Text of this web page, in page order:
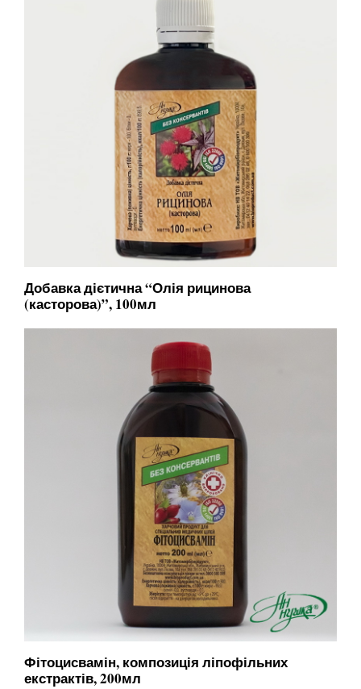
Добавка дієтична “Олія рицинова
(касторова)”, 100мл
Фітоцисвамін, композиція ліпофільних
екстрактів, 200мл